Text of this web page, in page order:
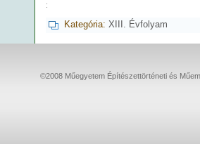
:
Kategória: XIII. Évfolyam
©2008 Műegyetem Építészettörténeti és